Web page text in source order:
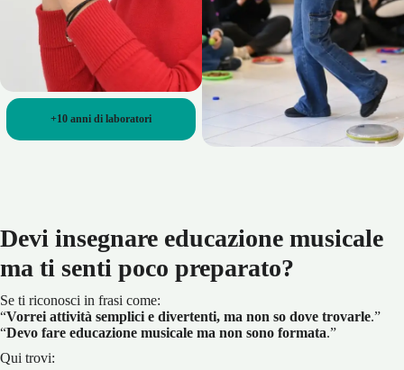
+10 anni di laboratori
Devi insegnare educazione musicale
ma ti senti poco preparato?
Se ti riconosci in frasi come:
“Vorrei attività semplici e divertenti, ma non so dove trovarle.”
“Devo fare educazione musicale ma non sono formata.”
Qui trovi: